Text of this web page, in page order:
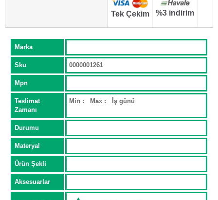
Tek Çekim %3 indirim
Marka
Sku 0000001261
Mpn
Teslimat
Zamanı
Min : Max : İş günü
Durumu
Materyal
Ürün Şekli
Aksesuarlar